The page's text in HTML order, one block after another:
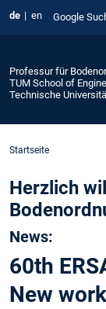
de en Google
Professur für
TUM School of
Technische
Startseite
Herzlich
News:
60th
New